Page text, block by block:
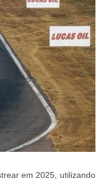
em 2025, utilizando